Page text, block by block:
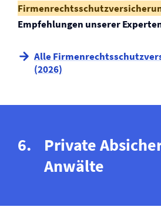
Empfehlungen unserer
Alle
(2026)
Private
Anwälte